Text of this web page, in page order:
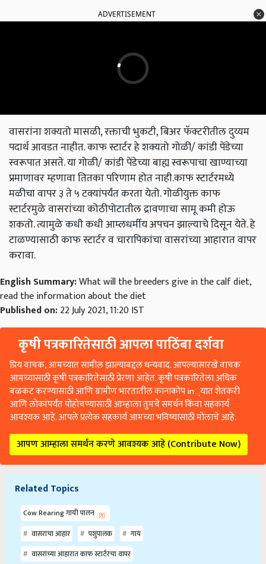
ADVERTISEMENT
वासरांना शक्यतो मासळी, रक्ताची भुकटी, बिअर फॅक्टरीतील दुय्यम
पदार्थ आवडत नाहीत. काफ स्टार्टर हे शक्यतो गोळी/ कांडी पेंडेच्या
स्वरूपात असते. या गोळी/ कांडी पेंडेच्या बाह्य स्वरूपाचा खाण्याच्या
प्रमाणावर म्हणावा तितका परिणाम होत नाही.काफ स्टार्टरमध्ये
मळीचा वापर ३ ते ५ टक्यांपर्यंत करता येतो. गोळीयुक्त काफ
स्टार्टरमुळे वासरांच्या कोठीपोटातील द्रावणाचा सामू कमी होऊ
शकतो. त्यामुळे कधी कधी आम्लधर्मीय अपचन झाल्याचे दिसून येते. हे
टाळण्यासाठी काफ स्टार्टर व चारापिकांचा वासरांच्या आहारात वापर
करावा.
English Summary:What will the breeders give in the calf diet,
read the information about the diet
Published on:22 July 2021, 11:20 IST
कृषी पत्रकारितेसाठी आपला पाठिंबा दर्शवा
प्रिय वाचक, आमच्यात सामील झाल्याबद्दल धन्यवाद. आपल्यासारखे वाचक
आमच्यासाठी कृषी पत्रकारितेसाठी प्रेरणा आहेत. कृषी पत्रकारितेला अधिक
बळकट करण्यासाठी आणि ग्रामीण भारतातील कानाकोप in्यात शेतकरी
आणि लोकांपर्यंत पोहोचण्यासाठी आम्हाला तुमचे समर्थन किंवा सहकार्य
आवश्यक आहे. आपले प्रत्येक सहकार्य आमच्या भविष्यासाठी मोलाचे आहे.
आपण आम्हाला समर्थन करणे आवश्यक आहे (Contribute Now)
Related Topics
Cow Rearing गायी पालन
वासरांचा आहार
पशुपालक
गाय
वासरांच्या आहारात काफ स्टार्टरचा वापर